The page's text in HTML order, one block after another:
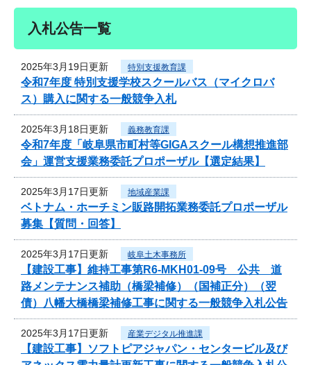
入札公告一覧
2025年3月19日更新 特別支援教育課
令和7年度 特別支援学校スクールバス（マイクロバ
ス）購入に関する一般競争入札
2025年3月18日更新 義務教育課
令和7年度「岐阜県市町村等GIGAスクール構想推進部
会」運営支援業務委託プロポーザル【選定結果】
2025年3月17日更新 地域産業課
ベトナム・ホーチミン販路開拓業務委託プロポーザル
募集【質問・回答】
2025年3月17日更新 岐阜土木事務所
【建設工事】維持工事第R6-MKH01-09号 公共 道
路メンテナンス補助（橋梁補修）（国補正分）（翌
債）八幡大橋橋梁補修工事に関する一般競争入札公告
2025年3月17日更新 産業デジタル推進課
【建設工事】ソフトピアジャパン・センタービル及び